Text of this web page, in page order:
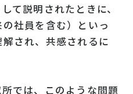
て説明されたときに、
社員を含む）といっ
され、共感されるに
では、このような問題